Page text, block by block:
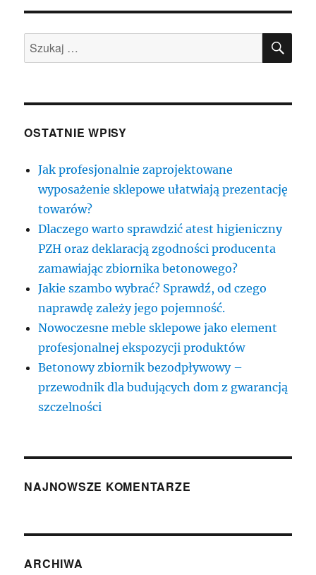
w
kraju
za
każdym
propozycjami
last
Szukaj:
OSTATNIE WPISY
Jak profesjonalnie zaprojektowane
wyposażenie sklepowe ułatwiają prezentację
towarów?
Dlaczego warto sprawdzić atest higieniczny
PZH oraz deklaracją zgodności producenta
zamawiając zbiornika betonowego?
Jakie szambo wybrać? Sprawdź, od czego
naprawdę zależy jego pojemność.
Nowoczesne meble sklepowe jako element
profesjonalnej ekspozycji produktów
Betonowy zbiornik bezodpływowy –
przewodnik dla budujących dom z gwarancją
szczelności
NAJNOWSZE KOMENTARZE
ARCHIWA